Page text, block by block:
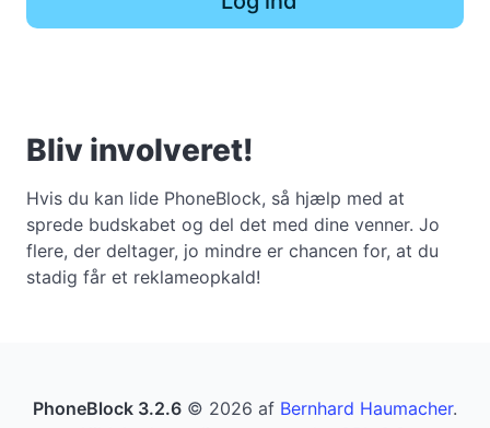
Bliv involveret!
Hvis du kan lide PhoneBlock, så hjælp med at
sprede budskabet og del det med dine venner. Jo
flere, der deltager, jo mindre er chancen for, at du
stadig får et reklameopkald!
PhoneBlock 3.2.6 © 2026 af Bernhard Haumacher.